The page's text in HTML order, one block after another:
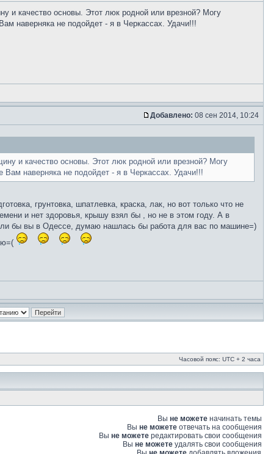
и качество основы. Этот люк родной или врезной? Могу
наверняка не подойдет - я в Черкассах. Удачи!!!
Добавлено: 08 сен 2014, 10:24
и качество основы. Этот люк родной или врезной? Могу
Вам наверняка не подойдет - я в Черкассах. Удачи!!!
грунтовка, шпатлевка, краска, лак, но вот только что не
и нет здоровья, крышу взял бы , но не в этом году. А в
бы вы в Одессе, думаю нашлась бы работа для вас по машине=)
Часовой пояс: UTC + 2 часа
Вы не можете начинать темы
Вы не можете отвечать на сообщения
Вы не можете редактировать свои сообщения
Вы не можете удалять свои сообщения